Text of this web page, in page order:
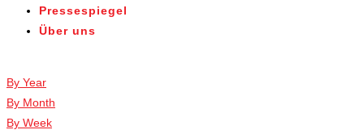
Pressespiegel
Über uns
By Year
By Month
By Week